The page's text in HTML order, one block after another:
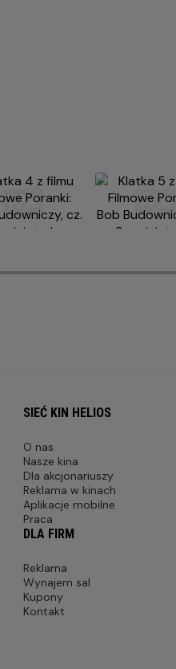
SIEĆ KIN HELIOS
O nas
Nasze kina
Dla akcjonariuszy
Reklama w kinach
Aplikacje mobilne
Praca
DLA FIRM
Reklama
Wynajem sal
Kupony
Kontakt